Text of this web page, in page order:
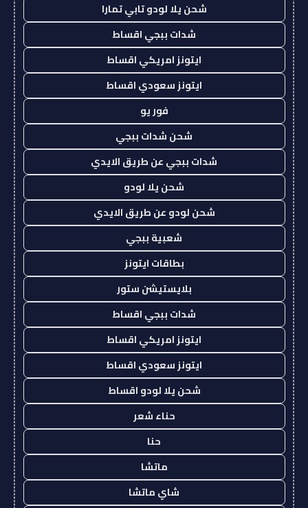
شحن يلا لودو تابي تمارا
شدات ببجي اقساط
ايتونز امريكي اقساط
ايتونز سعودي اقساط
فور يو
شحن شدات ببجي
شدات ببجي عن طريق الايدي
شحن يلا لودو
شحن لودو عن طريق الايدي
شعبية ببجي
بطاقات ايتونز
بلايستيشن ستور
شدات ببجي اقساط
ايتونز امريكي اقساط
ايتونز سعودي اقساط
شحن يلا لودو اقساط
حناء شعر
حنا
ماتشا
شاي ماتشا